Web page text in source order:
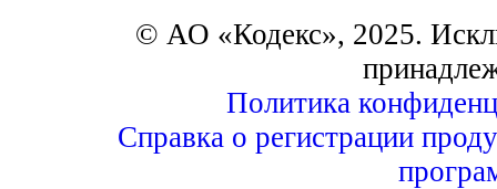
© АО «Кодекс», 2025.
Политика
Справка о регистрации